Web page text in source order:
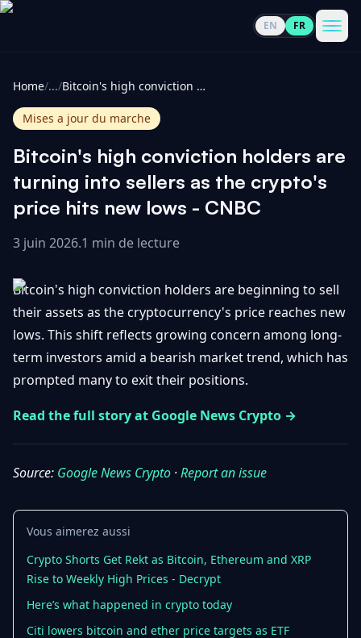
EN FR
Cryptomonnaies
tout
100
Hausses
Baisses
tout
jour du
marché
Bitcoin
&
Layer
2
Ethereum
Régulations
Plateformes
& Sécurité
Voir
tout
Débuter
Trading &
Bases de
Portefeuilles
Avancé
CONTACTER
Promouvoir
FR
Home/.../ Bitcoin's high conviction holders are turning into sellers as the crypto's price hits new lows - CNBC
Mises a jour du marche
Bitcoin's high conviction holders are
turning into sellers as the crypto's
price hits new lows - CNBC
3 juin 2026.1 min de lecture
Bitcoin's high conviction holders are beginning to sell
their assets as the cryptocurrency's price reaches new
lows. This shift reflects growing concern among long-
term investors amid a bearish market trend, which has
prompted many to exit their positions.
Read the full story at Google News Crypto →
Source: Google News Crypto ·Report an issue
Vous aimerez aussi
Crypto Shorts Get Rekt as Bitcoin, Ethereum and XRP
Rise to Weekly High Prices - Decrypt
Here’s what happened in crypto today
Citi lowers bitcoin and ether price targets as ETF